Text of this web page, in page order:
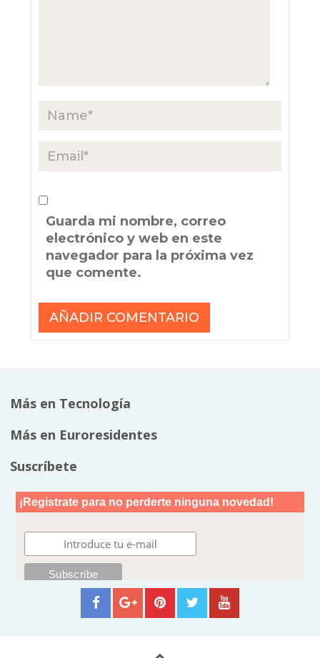
Guarda mi nombre, correo
electrónico y web en este
navegador para la próxima vez
que comente.
Más en Tecnología
Más en Euroresidentes
Suscríbete